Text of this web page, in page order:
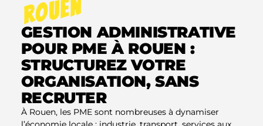
ROUEN
GESTION ADMINISTRATIVE
POUR PME À ROUEN :
STRUCTUREZ VOTRE
ORGANISATION, SANS
RECRUTER
À Rouen, les PME sont nombreuses à dynamiser